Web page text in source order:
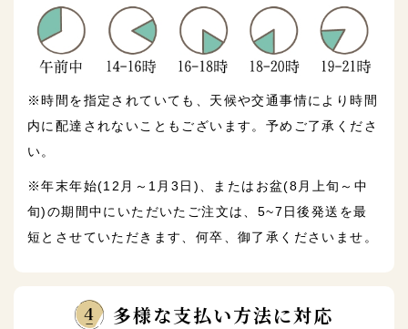
※時間を指定されていても、天候や交通事情により時間
内に配達されないこともございます。予めご了承くださ
い。
※年末年始(12月～1月3日)、またはお盆(8月上旬～中
旬)の期間中にいただいたご注文は、5~7日後発送を最
短とさせていただきます、何卒、御了承くださいませ。
多様な支払い方法に対応